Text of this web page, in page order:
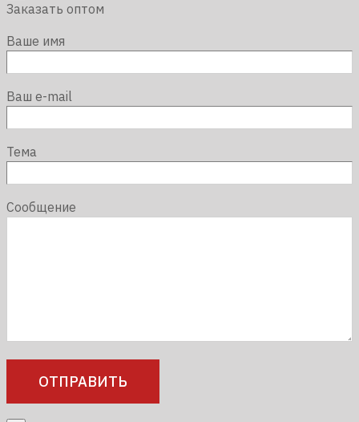
Заказать оптом
Ваше имя
Ваш e-mail
Тема
Сообщение